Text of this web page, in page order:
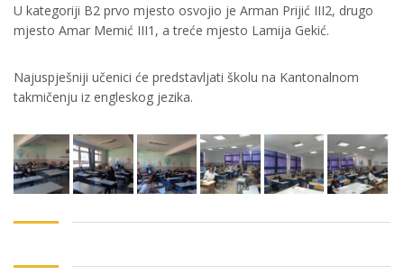
U kategoriji B2 prvo mjesto osvojio je Arman Prijić III2, drugo
mjesto Amar Memić III1, a treće mjesto Lamija Gekić.
Najuspješniji učenici će predstavljati školu na Kantonalnom
takmičenju iz engleskog jezika.